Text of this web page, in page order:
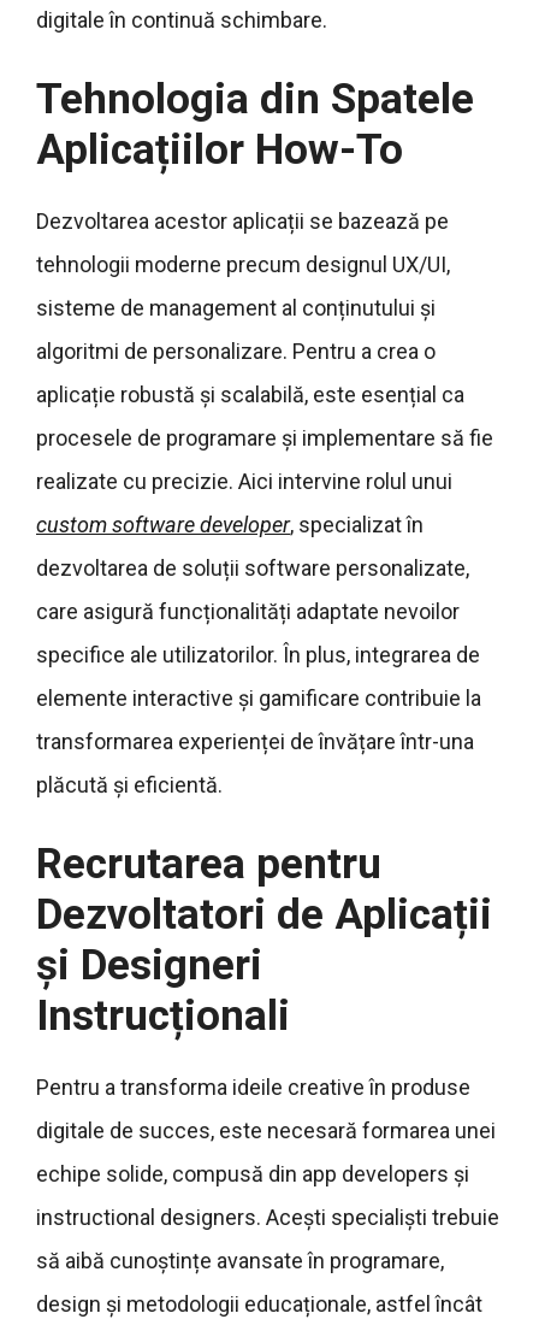
digitale în continuă schimbare.
Tehnologia din Spatele
Aplicațiilor How-To
Dezvoltarea acestor aplicații se bazează pe
tehnologii moderne precum designul UX/UI,
sisteme de management al conținutului și
algoritmi de personalizare. Pentru a crea o
aplicație robustă și scalabilă, este esențial ca
procesele de programare și implementare să fie
realizate cu precizie. Aici intervine rolul unui
custom software developer, specializat în
dezvoltarea de soluții software personalizate,
care asigură funcționalități adaptate nevoilor
specifice ale utilizatorilor. În plus, integrarea de
elemente interactive și gamificare contribuie la
transformarea experienței de învățare într-una
plăcută și eficientă.
Recrutarea pentru
Dezvoltatori de Aplicații
și Designeri
Instrucționali
Pentru a transforma ideile creative în produse
digitale de succes, este necesară formarea unei
echipe solide, compusă din app developers și
instructional designers. Acești specialiști trebuie
să aibă cunoștințe avansate în programare,
design și metodologii educaționale, astfel încât